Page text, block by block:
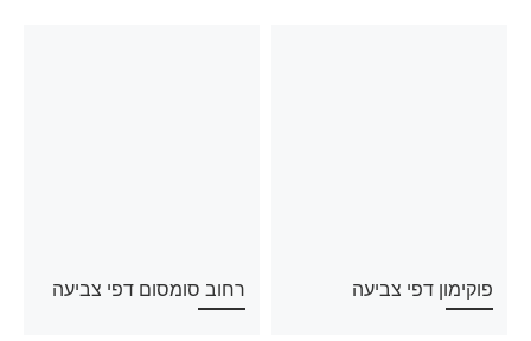
פוקימון דפי צביעה רחוב סומסום דפי צביעה